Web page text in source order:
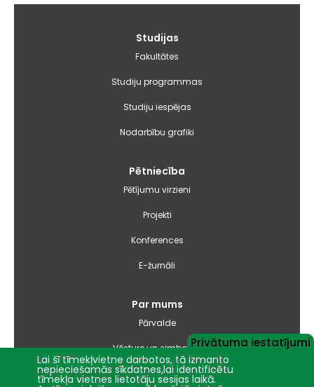
Studijas
Fakultātes
Studiju programmas
Studiju iespējas
Nodarbību grafiki
Pētniecība
Pētījumu virzieni
Projekti
Konferences
E-žurnāli
Par mums
Pārvalde
Vēsture un simbolika
Studiju virzienu pārskati un pašnovērtējuma ziņojumi
Privātuma iestatījumi
Lai šī tīmekļvietne darbotos, tā izmanto
nepieciešamās sīkdatnes,lai identificētu
tīmekļa vietnes lietotāju sesijas laikā.